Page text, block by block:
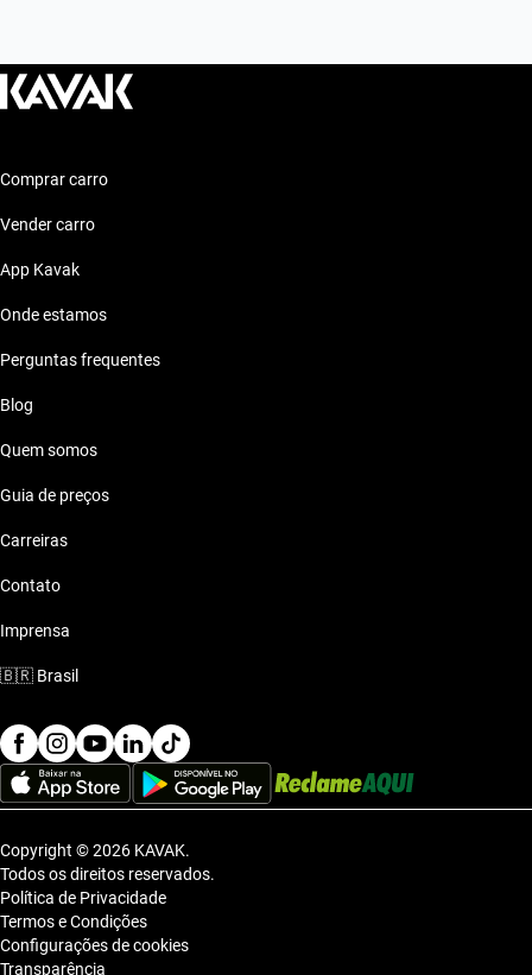
Comprar carro
Vender carro
App Kavak
Onde estamos
Perguntas frequentes
Blog
Quem somos
Guia de preços
Carreiras
Contato
Imprensa
🇧🇷 Brasil
Copyright © 2026 KAVAK.
Todos os direitos reservados.
Política de Privacidade
Termos e Condições
Configurações de cookies
Transparência